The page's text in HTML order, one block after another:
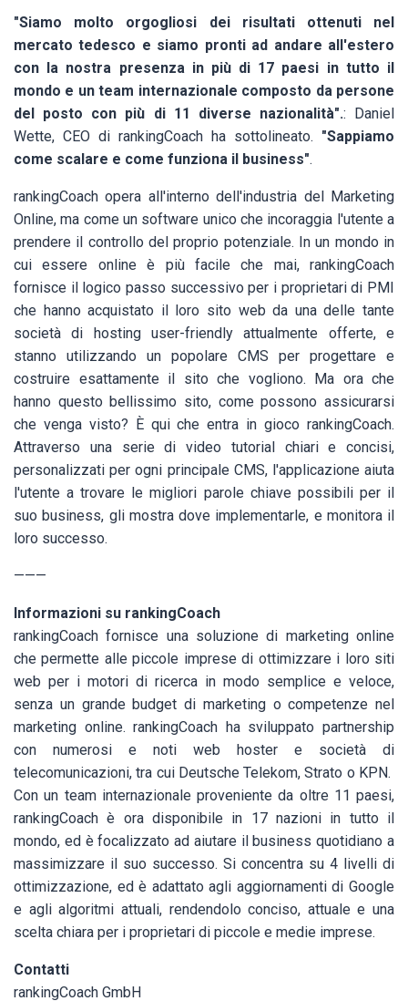
"Siamo molto orgogliosi dei risultati ottenuti nel
mercato tedesco e siamo pronti ad andare all'estero
con la nostra presenza in più di 17 paesi in tutto il
mondo e un team internazionale composto da persone
del posto con più di 11 diverse nazionalità".: Daniel
Wette, CEO di rankingCoach ha sottolineato. "Sappiamo
come scalare e come funziona il business".
rankingCoach opera all'interno dell'industria del Marketing
Online, ma come un software unico che incoraggia l'utente a
prendere il controllo del proprio potenziale. In un mondo in
cui essere online è più facile che mai, rankingCoach
fornisce il logico passo successivo per i proprietari di PMI
che hanno acquistato il loro sito web da una delle tante
società di hosting user-friendly attualmente offerte, e
stanno utilizzando un popolare CMS per progettare e
costruire esattamente il sito che vogliono. Ma ora che
hanno questo bellissimo sito, come possono assicurarsi
che venga visto? È qui che entra in gioco rankingCoach.
Attraverso una serie di video tutorial chiari e concisi,
personalizzati per ogni principale CMS, l'applicazione aiuta
l'utente a trovare le migliori parole chiave possibili per il
suo business, gli mostra dove implementarle, e monitora il
loro successo.
———
Informazioni su rankingCoach
rankingCoach fornisce una soluzione di marketing online
che permette alle piccole imprese di ottimizzare i loro siti
web per i motori di ricerca in modo semplice e veloce,
senza un grande budget di marketing o competenze nel
marketing online. rankingCoach ha sviluppato partnership
con numerosi e noti web hoster e società di
telecomunicazioni, tra cui Deutsche Telekom, Strato o KPN.
Con un team internazionale proveniente da oltre 11 paesi,
rankingCoach è ora disponibile in 17 nazioni in tutto il
mondo, ed è focalizzato ad aiutare il business quotidiano a
massimizzare il suo successo. Si concentra su 4 livelli di
ottimizzazione, ed è adattato agli aggiornamenti di Google
e agli algoritmi attuali, rendendolo conciso, attuale e una
scelta chiara per i proprietari di piccole e medie imprese.
Contatti
rankingCoach GmbH